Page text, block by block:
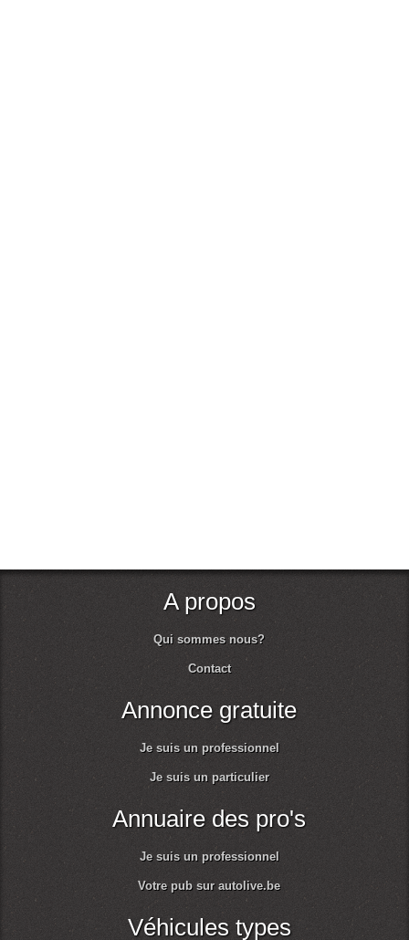
A propos
Qui sommes nous?
Contact
Annonce gratuite
Je suis un professionnel
Je suis un particulier
Annuaire des pro's
Je suis un professionnel
Votre pub sur autolive.be
Véhicules types